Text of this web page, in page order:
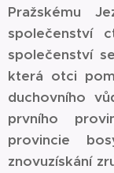
Pražskému
společenství
společenství
která otci
duchovního
prvního
provincie
znovuzískání